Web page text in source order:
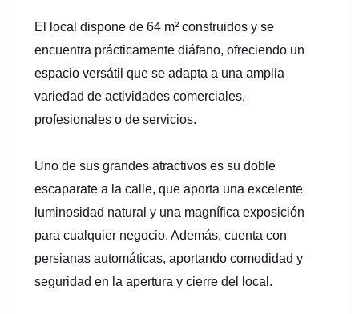
El local dispone de 64 m² construidos y se
encuentra prácticamente diáfano, ofreciendo un
espacio versátil que se adapta a una amplia
variedad de actividades comerciales,
profesionales o de servicios.
Uno de sus grandes atractivos es su doble
escaparate a la calle, que aporta una excelente
luminosidad natural y una magnífica exposición
para cualquier negocio. Además, cuenta con
persianas automáticas, aportando comodidad y
seguridad en la apertura y cierre del local.